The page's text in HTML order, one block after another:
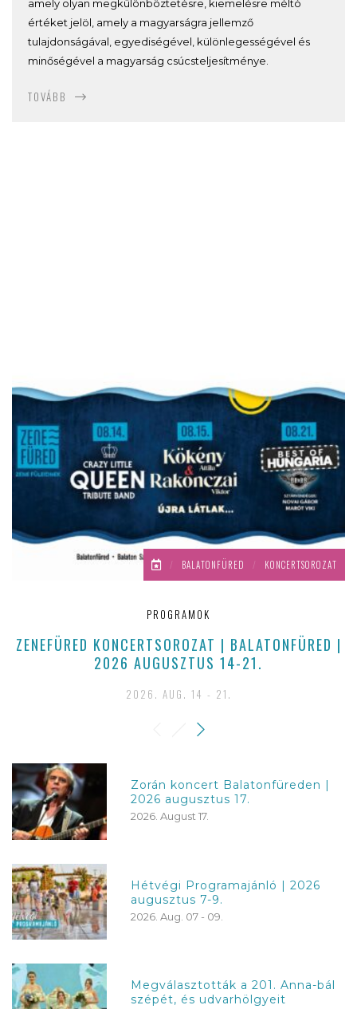
amely olyan megkülönböztetésre, kiemelésre méltó
értéket jelöl, amely a magyarságra jellemző
tulajdonságával, egyediségével, különlegességével és
minőségével a magyarság csúcsteljesítménye.
TOVÁBB
/ BALATONFÜRED / KONCERTSOROZAT
PROGRAMOK
ZENEFÜRED KONCERTSOROZAT | BALATONFÜRED |
2026 AUGUSZTUS 14-21.
2026. AUG. 14 - 21.
Zorán koncert Balatonfüreden |
2026 augusztus 17.
2026. August 17.
Hétvégi Programajánló | 2026
augusztus 7-9.
2026. Aug. 07 - 09.
Megválasztották a 201. Anna-bál
szépét, és udvarhölgyeit